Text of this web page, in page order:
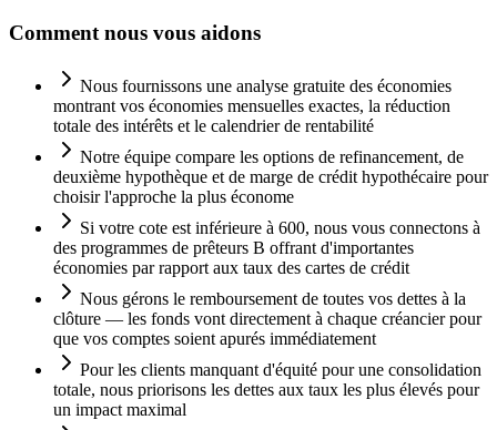
Comment nous vous aidons
Nous fournissons une analyse gratuite des économies
montrant vos économies mensuelles exactes, la réduction
totale des intérêts et le calendrier de rentabilité
Notre équipe compare les options de refinancement, de
deuxième hypothèque et de marge de crédit hypothécaire pour
choisir l'approche la plus économe
Si votre cote est inférieure à 600, nous vous connectons à
des programmes de prêteurs B offrant d'importantes
économies par rapport aux taux des cartes de crédit
Nous gérons le remboursement de toutes vos dettes à la
clôture — les fonds vont directement à chaque créancier pour
que vos comptes soient apurés immédiatement
Pour les clients manquant d'équité pour une consolidation
totale, nous priorisons les dettes aux taux les plus élevés pour
un impact maximal